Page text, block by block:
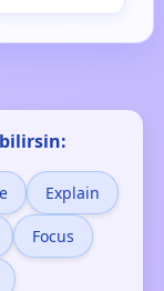
Explain
Focus